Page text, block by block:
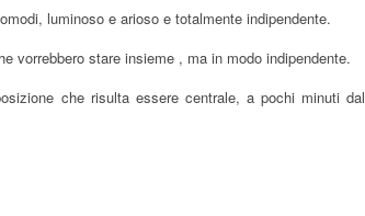
luminoso e arioso e totalmente indipendente.
vorrebbero stare insieme , ma in modo indipendente.
che risulta essere centrale, a pochi minuti dal